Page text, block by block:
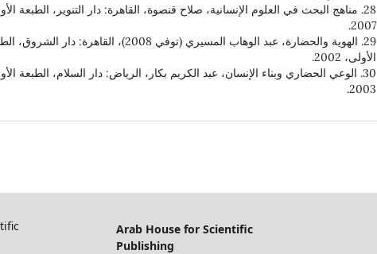
28. مناهج البحث في العلوم الإنسانية، صلاح قنصوة، القاهرة: دار التنوير، الطبعة
2007.
29. الهوية والحضارة، عبد الوهاب المسيري (توفي 2008)، القاهرة: دار
الأولى، 2002.
30. الوعي الحضاري وبناء الإنسان، عبد الكريم بكار، الرياض: دار السلام، الطبعة
2003.
Arab House for Scientific
Publishing